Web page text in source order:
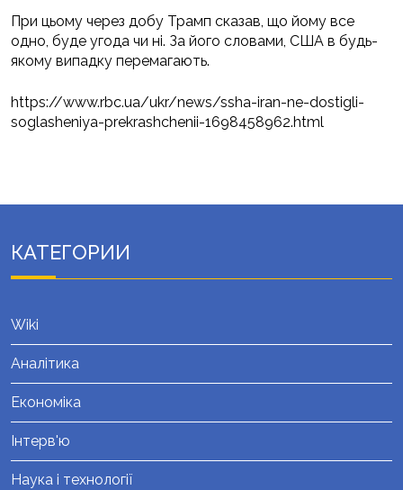
При цьому через добу Трамп сказав, що йому все
одно, буде угода чи ні. За його словами, США в будь-
якому випадку перемагають.
https://www.rbc.ua/ukr/news/ssha-iran-ne-dostigli-
soglasheniya-prekrashchenii-1698458962.html
КАТЕГОРИИ
Wiki
Аналітика
Економіка
Інтерв'ю
Наука і технології